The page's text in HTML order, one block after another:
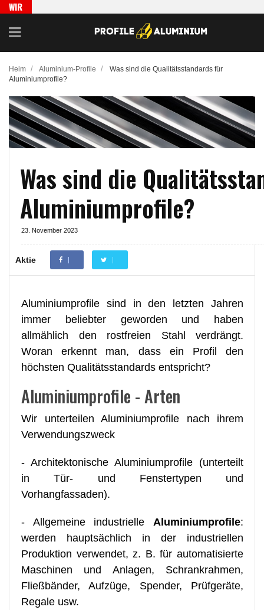
WIR
LEN
Heim / Aluminium-Profile /
Was sind die Qualitätsstandards für
Aluminiumprofile?
Was sind die
Aluminiumprofile?
23. November 2023
Aktie
Aluminiumprofile sind in den letzten Jahren
immer beliebter geworden und haben
allmählich den rostfreien Stahl verdrängt.
Woran erkennt man, dass ein Profil den
höchsten Qualitätsstandards entspricht?
Aluminiumprofile - Arten
Wir unterteilen Aluminiumprofile nach ihrem
Verwendungszweck
- Architektonische Aluminiumprofile (unterteilt
in Tür- und Fenstertypen und
Vorhangfassaden).
- Allgemeine industrielle Aluminiumprofile:
werden hauptsächlich in der industriellen
Produktion verwendet, z. B. für automatisierte
Maschinen und Anlagen, Schrankrahmen,
Fließbänder, Aufzüge, Spender, Prüfgeräte,
Regale usw.